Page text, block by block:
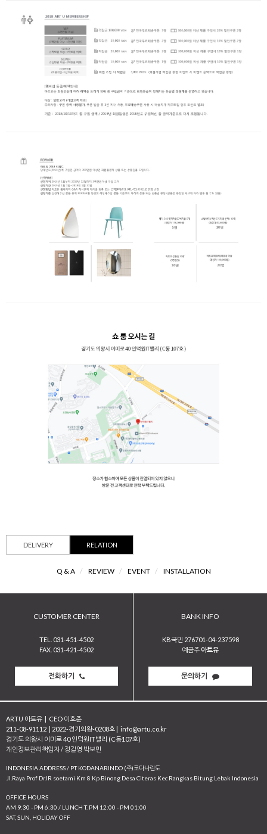
DELIVERY RELATION
Q & A / REVIEW / EVENT / INSTALLATION
CUSTOMER CENTER
TEL. 031-451-4502
FAX. 031-421-4502
전화하기
BANK INFO
KB국민 276701-04-237598
예금주 아트유
문의하기
ARTU 아트유 | CEO 이호준
211-08-91112 | 2022-경기의왕-0208호 | info@artu.co.kr
경기도 의왕시 이미로 40 인덕원IT밸리 (C동107호)
개인정보관리책임자 / 정길영 박보민
INDONESIA ADDRESS / PT KODANARINDO (주)코다나린도
JI.Raya Prof Dr.IR soetami Km 8 Kp Binong Desa Citeras Kec Rangkas Bitung Lebak Indonesia
OFFICE HOURS
AM 9:30 - PM 6:30 / LUNCH T. PM 12:00 - PM 01:00
SAT, SUN, HOLIDAY OFF